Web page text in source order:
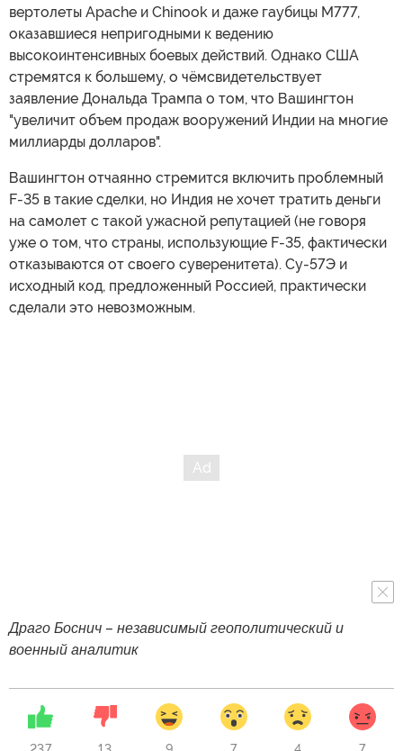
вертолеты Apache и Chinook и даже гаубицы M777,
оказавшиеся непригодными к ведению
высокоинтенсивных боевых действий. Однако США
стремятся к большему, о чёмсвидетельствует
заявление Дональда Трампа о том, что Вашингтон
"увеличит объем продаж вооружений Индии на многие
миллиарды долларов".
Вашингтон отчаянно стремится включить проблемный
F-35 в такие сделки, но Индия не хочет тратить деньги
на самолет с такой ужасной репутацией (не говоря
уже о том, что страны, использующие F-35, фактически
отказываются от своего суверенитета). Су-57Э и
исходный код, предложенный Россией, практически
сделали это невозможным.
Драго Боснич – независимый геополитический и
военный аналитик